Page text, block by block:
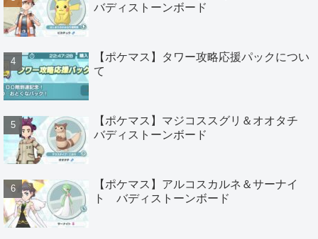
バディストーンボード
【ポケマス】タワー攻略応援パックについ
て
【ポケマス】マジコススグリ＆オオタチ
バディストーンボード
【ポケマス】アルコスカルネ＆サーナイ
ト バディストーンボード